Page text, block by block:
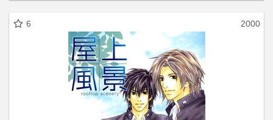
6 2000